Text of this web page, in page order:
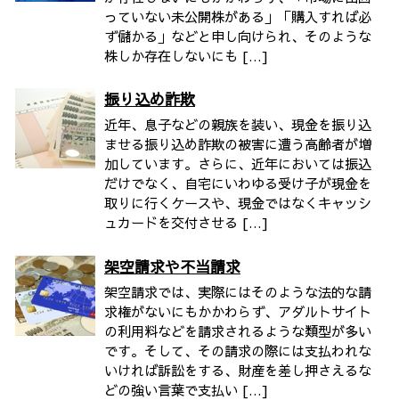
っていない未公開株がある」「購入すれば必
ず儲かる」などと申し向けられ、そのような
株しか存在しないにも […]
振り込め詐欺
近年、息子などの親族を装い、現金を振り込
ませる振り込め詐欺の被害に遭う高齢者が増
加しています。さらに、近年においては振込
だけでなく、自宅にいわゆる受け子が現金を
取りに行くケースや、現金ではなくキャッシ
ュカードを交付させる […]
架空請求や不当請求
架空請求では、実際にはそのような法的な請
求権がないにもかかわらず、アダルトサイト
の利用料などを請求されるような類型が多い
です。そして、その請求の際には支払われな
いければ訴訟をする、財産を差し押さえるな
どの強い言葉で支払い […]